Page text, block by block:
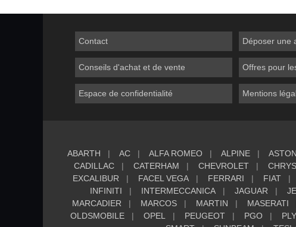
Contact Déposer une
Conseils d'achat et de vente Offres pour
Espace de confidentialité Mentions
ABARTH
AC ALFA ROMEO ALPINE
CADILLAC
CATERHAM CHEVROLET
EXCALIBUR
FACEL VEGA FERRARI FIAT
INFINITI
INTERMECCANICA JAGUAR
MARCADIER
MARCOS MARTIN MASERATI
OLDSMOBILE
OPEL PEUGEOT PGO